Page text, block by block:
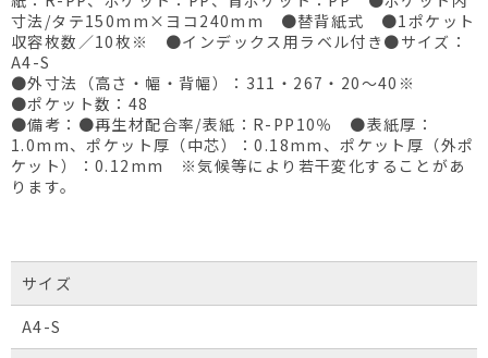
寸法/タテ150mm×ヨコ240mm ●替背紙式 ●1ポケット
収容枚数／10枚※ ●インデックス用ラベル付き●サイズ：
A4-S
●外寸法（高さ・幅・背幅）：311・267・20～40※
●ポケット数：48
●備考：●再生材配合率/表紙：R-PP10％ ●表紙厚：
1.0mm、ポケット厚（中芯）：0.18mm、ポケット厚（外ポ
ケット）：0.12mm ※気候等により若干変化することがあ
ります。
サイズ
A4-S